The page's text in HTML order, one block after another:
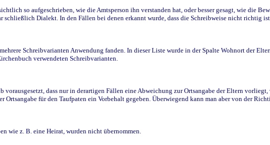
so aufgeschrieben, wie die Amtsperson ihn verstanden hat, oder besser gesagt, wie die
Dialekt. In den Fällen bei denen erkannt wurde, dass die Schreibweise nicht richtig
Schreibvarianten Anwendung fanden. In dieser Liste wurde in der Spalte Wohnort der
verwendeten Schreibvarianten.
dass nur in derartigen Fällen eine Abweichung zur Ortsangabe der Eltern
für den Taufpaten ein Vorbehalt gegeben. Überwiegend kann man aber von der
wie z. B. eine Heirat, wurden nicht übernommen.